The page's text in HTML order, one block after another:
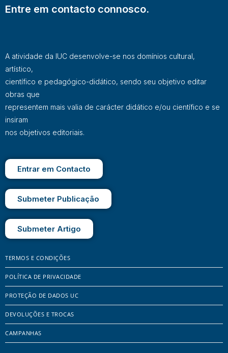
Entre em contacto connosco.
A atividade da IUC desenvolve-se nos domínios cultural,
artístico,
científico e pedagógico-didático, sendo seu objetivo editar
obras que
representem mais valia de carácter didático e/ou científico e se
insiram
nos objetivos editoriais.
Entrar em Contacto
Submeter Publicação
Submeter Artigo
TERMOS E CONDIÇÕES
POLÍTICA DE PRIVACIDADE
PROTEÇÃO DE DADOS UC
DEVOLUÇÕES E TROCAS
CAMPANHAS